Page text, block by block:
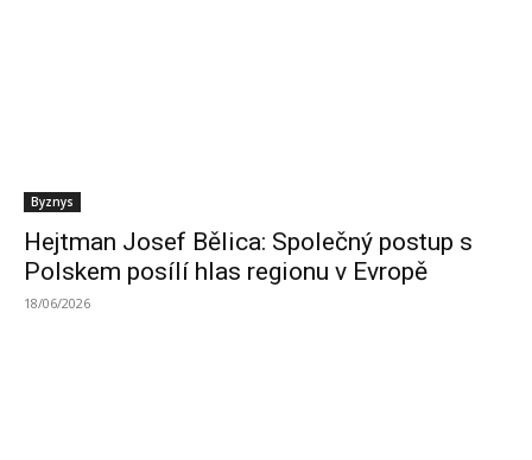
Byznys
Hejtman Josef Bělica: Společný postup s
Polskem posílí hlas regionu v Evropě
18/06/2026